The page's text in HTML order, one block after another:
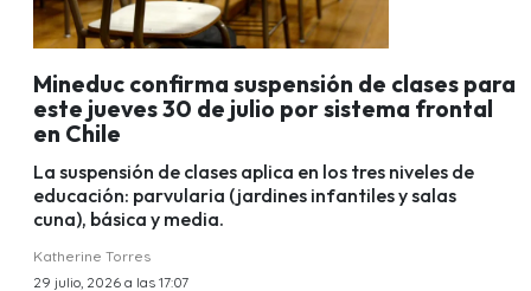
Mineduc confirma suspensión de clases para
este jueves 30 de julio por sistema frontal
en Chile
La suspensión de clases aplica en los tres niveles de
educación: parvularia (jardines infantiles y salas
cuna), básica y media.
Katherine Torres
29 julio, 2026 a las 17:07